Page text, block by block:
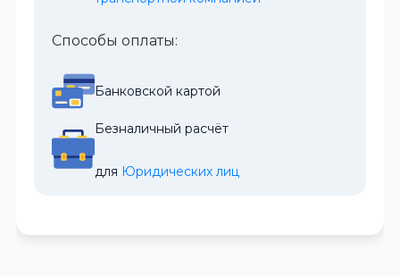
Способы оплаты:
Банковской картой
Безналичный расчёт
для Юридических лиц